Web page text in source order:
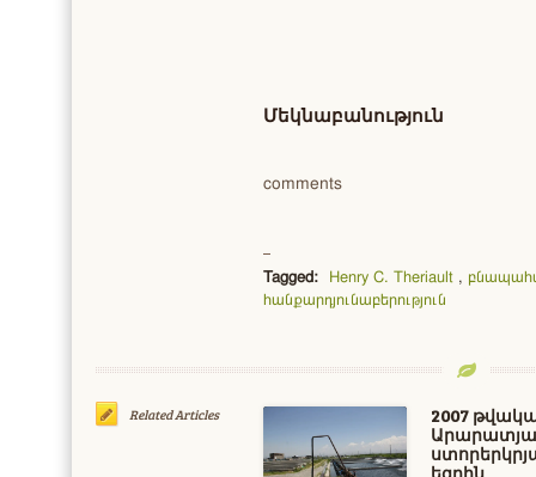
Մեկնաբանություն
comments
Tagged: Henry C. Theriault ,
հանքարդյունաբերություն
Related Articles
2007